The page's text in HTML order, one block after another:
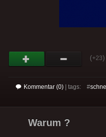
(+23)
Kommentar (0) | tags: #
Warum ?